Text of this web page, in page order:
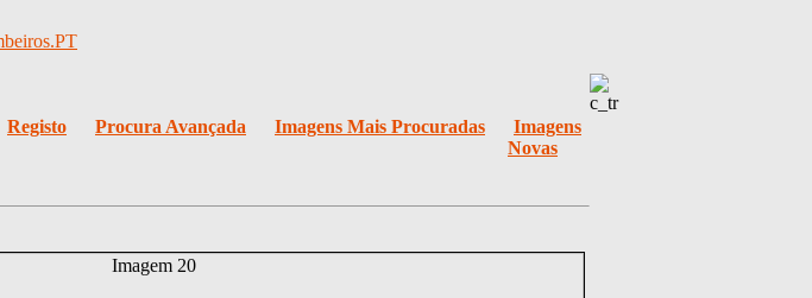
Registo Procura Avançada Imagens Mais Procuradas
Imagens
Novas